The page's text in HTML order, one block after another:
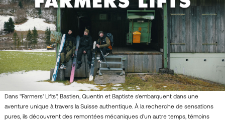
Dans "Farmers' Lifts", Bastien, Quentin et Baptiste s'embarquent dans une
aventure unique à travers la Suisse authentique. À la recherche de sensations
pures, ils découvrent des remontées mécaniques d'un autre temps, témoins